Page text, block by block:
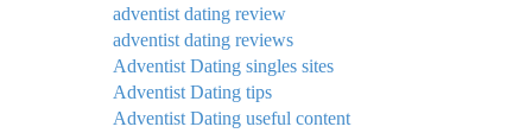
adventist dating review
adventist dating reviews
Adventist Dating singles sites
Adventist Dating tips
Adventist Dating useful content